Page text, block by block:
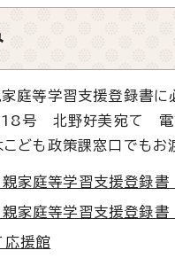
庭等学習支援登録書に
18号 北野好美宛て
ども政策課窓口でもお
親家庭等学習支援登録
親家庭等学習支援登録
応援館